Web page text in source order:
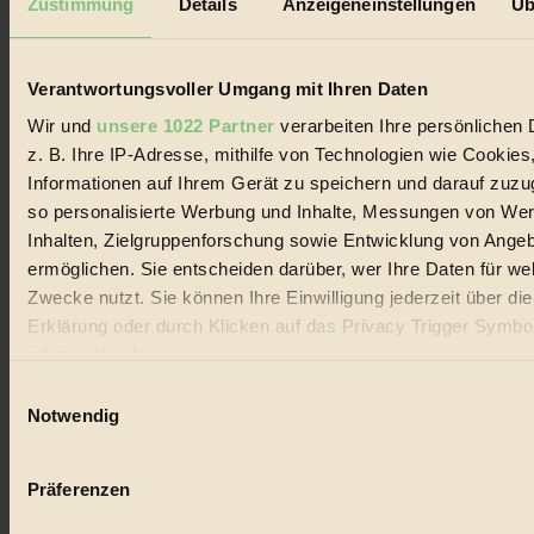
Verantwortungsvoller Umgang mit Ihren Daten
Wir und unsere 1022 Partner verarbeiten Ihre persönlichen
z. B. Ihre IP-Adresse, mithilfe von Technologien wie
Informationen auf Ihrem Gerät zu speichern und darauf
so personalisierte Werbung und Inhalte, Messungen von
Inhalten, Zielgruppenforschung sowie Entwicklung von
ermöglichen. Sie entscheiden darüber, wer Ihre Daten für
Zwecke nutzt. Sie können Ihre Einwilligung jederzeit über
Erklärung oder durch Klicken auf das Privacy Trigger
Wenn Sie es erlauben, würden wir auch gerne:
Ihr Gerät durch aktives Scannen nach bestimmten
Notwendig
Präferenzen
GEMEIN:Tropische Stechmücken fühlen sich in
GEMEINER:Es gibt nun Weinflaschen, die nach
Der BIORAMA-Newsletter
Erhalte in regelmäßigen Abständen die aktuellsten Artikel,
Gewinnspiele & Ausgaben übersichtlich aufbereitet vom
BIORAMA-Magazin per E-Mail.